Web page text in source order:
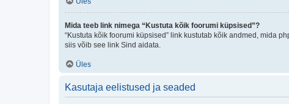
Mida teeb link nimega “Kustuta kõik foorumi küpsised”?
“Kustuta kõik foorumi küpsised” link kustutab kõik andmed, mida
siis võib see link Sind aidata.
Üles
Kasutaja eelistused ja seaded